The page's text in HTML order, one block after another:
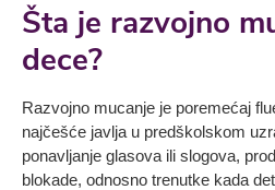
Šta je razvojno
dece?
Razvojno mucanje je poremećaj
najčešće javlja u predškolskom
ponavljanje glasova ili slogova,
blokade, odnosno trenutke kada